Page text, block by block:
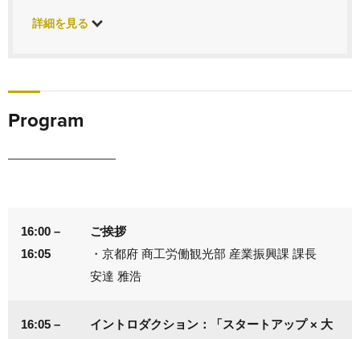
詳細を見る
Program
16:00 –
16:05
ご挨拶
・京都府 商工労働観光部 産業振興課 課長
安達 雅浩
16:05 –
イントロダクション：「スタートアップ × 大